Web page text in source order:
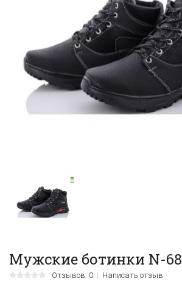
Мужские ботинки N-68
Отзывов: 0 Написать отзыв